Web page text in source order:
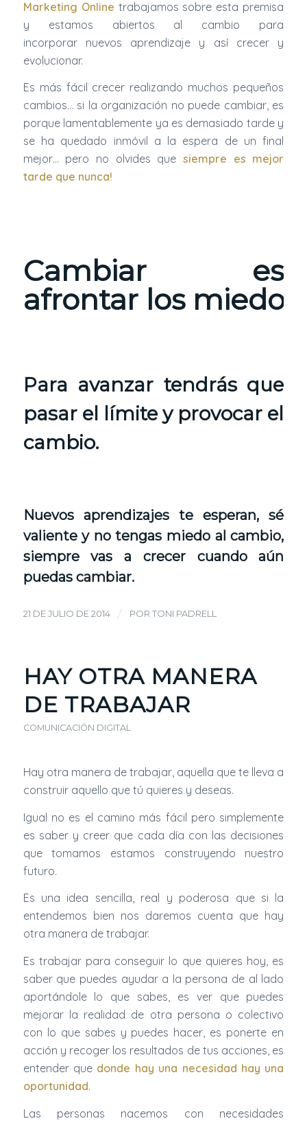
Marketing Online trabajamos sobre esta premisa
y estamos abiertos al cambio para
incorporar nuevos aprendizaje y así crecer y
evolucionar.
Es más fácil crecer realizando muchos pequeños
cambios… si la organización no puede cambiar, es
porque lamentablemente ya es demasiado tarde y
se ha quedado inmóvil a la espera de un final
mejor… pero no olvides quesiempre es mejor
tarde que nunca!
Cambiar es
afrontar los miedos.
Para avanzar tendrás que
pasar el límite y provocar el
cambio.
Nuevos aprendizajes te esperan, sé
valiente y no tengas miedo al cambio,
siempre vas a crecer cuando aún
puedas cambiar.
21 DE JULIO DE 2014 / POR TONI PADRELL
HAY OTRA MANERA
DE TRABAJAR
COMUNICACIÓN DIGITAL
Hay otra manera de trabajar, aquella que te lleva a
construir aquello que tú quieres y deseas.
Igual no es el camino más fácil pero simplemente
es saber y creer que cada día con las decisiones
que tomamos estamos construyendo nuestro
futuro.
Es una idea sencilla, real y poderosa que si la
entendemos bien nos daremos cuenta que hay
otra manera de trabajar.
Es trabajar para conseguir lo que quieres hoy, es
saber que puedes ayudar a la persona de al lado
aportándole lo que sabes, es ver que puedes
mejorar la realidad de otra persona o colectivo
con lo que sabes y puedes hacer, es ponerte en
acción y recoger los resultados de tus acciones, es
entender que donde hay una necesidad hay una
oportunidad.
Las personas nacemos con necesidades